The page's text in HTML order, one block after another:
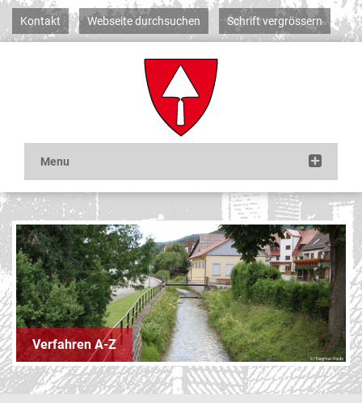
Kontakt Webseite durchsuchen Schrift vergrössern
Verfahren A-Z